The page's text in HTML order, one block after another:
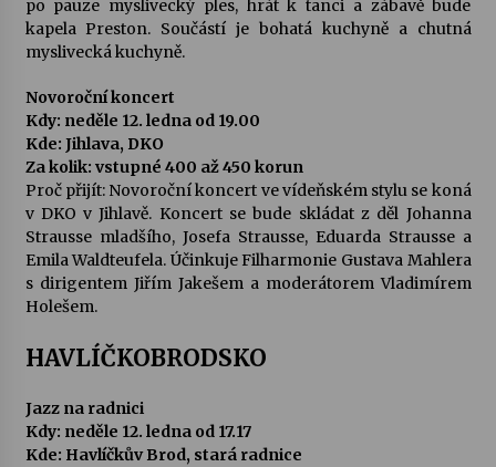
po pauze myslivecký ples, hrát k tanci a zábavě bude
kapela Preston. Součástí je bohatá kuchyně a chutná
myslivecká kuchyně.
Novoroční koncert
Kdy: neděle 12. ledna od 19.00
Kde: Jihlava, DKO
Za kolik: vstupné 400 až 450 korun
Proč přijít: Novoroční koncert ve vídeňském stylu se koná
v DKO v Jihlavě. Koncert se bude skládat z děl Johanna
Strausse mladšího, Josefa Strausse, Eduarda Strausse a
Emila Waldteufela. Účinkuje Filharmonie Gustava Mahlera
s dirigentem Jiřím Jakešem a moderátorem Vladimírem
Holešem.
HAVLÍČKOBRODSKO
Jazz na radnici
Kdy: neděle 12. ledna od 17.17
Kde: Havlíčkův Brod, stará radnice